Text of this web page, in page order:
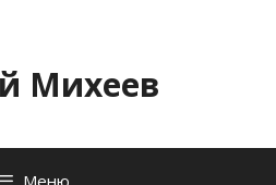
Михеев
Меню